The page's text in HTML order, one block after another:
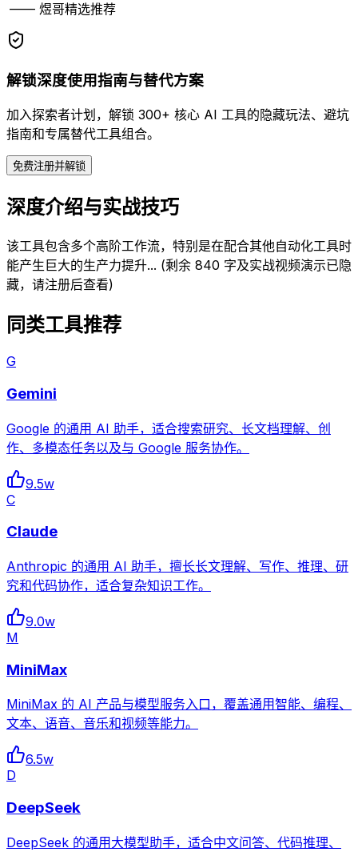
—— 煜哥精选推荐
解锁深度使用指南与替代方案
加入探索者计划，解锁 300+ 核心 AI 工具的隐藏玩法、避坑
指南和专属替代工具组合。
免费注册并解锁
深度介绍与实战技巧
该工具包含多个高阶工作流，特别是在配合其他自动化工具时
能产生巨大的生产力提升... (剩余 840 字及实战视频演示已隐
藏，请注册后查看)
同类工具推荐
G
Gemini
Google 的通用 AI 助手，适合搜索研究、长文档理解、创
作、多模态任务以及与 Google 服务协作。
9.5w
C
Claude
Anthropic 的通用 AI 助手，擅长长文理解、写作、推理、研
究和代码协作，适合复杂知识工作。
9.0w
M
MiniMax
MiniMax 的 AI 产品与模型服务入口，覆盖通用智能、编程、
文本、语音、音乐和视频等能力。
6.5w
D
DeepSeek
DeepSeek 的通用大模型助手，适合中文问答、代码推理、